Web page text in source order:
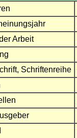
Arbeit
Schriftenreihe